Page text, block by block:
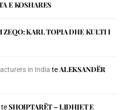
E KOSHARES
ZEQO: KARL TOPIA DHE KULTI I
in India teALEKSANDËR
teSHQIPTARËT – LIDHJET E